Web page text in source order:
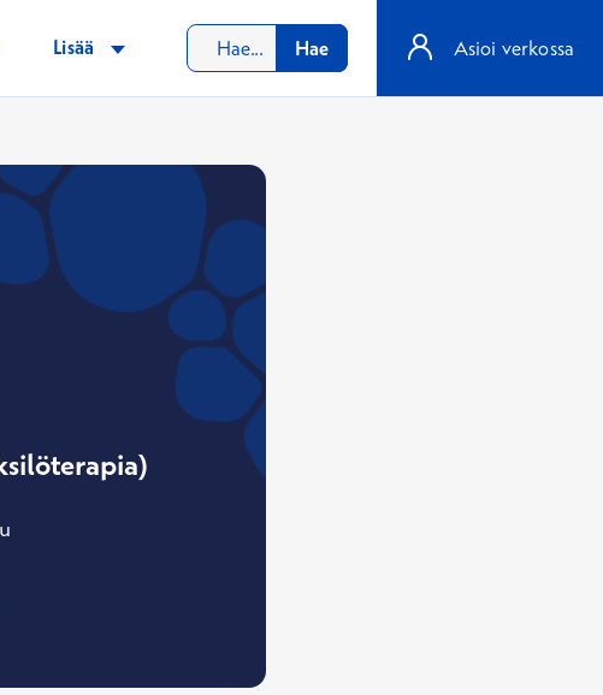
Lisää Hae Asioi verkossa
Psykiatrian erikoislääkäri, Psykoterapeutti